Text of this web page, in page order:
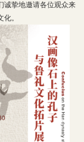
诚挚地邀请各位观众来
。